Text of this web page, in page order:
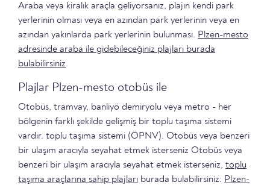
Araba veya kiralık araçla geliyorsanız, plajın kendi park
yerlerinin olması veya en azından park yerlerinin veya en
azından yakınlarda park yerlerinin bulunması. Plzen-mesto
adresinde araba ile gidebileceğiniz plajları burada
bulabilirsiniz.
Plajlar Plzen-mesto otobüs ile
Otobüs, tramvay, banliyö demiryolu veya metro - her
bölgenin farklı şekilde gelişmiş bir toplu taşıma sistemi
vardır. toplu taşıma sistemi (ÖPNV). Otobüs veya benzeri
bir ulaşım aracıyla seyahat etmek isterseniz Otobüs veya
benzeri bir ulaşım aracıyla seyahat etmek isterseniz, toplu
taşıma araçlarına sahip plajları burada bulabilirsiniz: Plzen-